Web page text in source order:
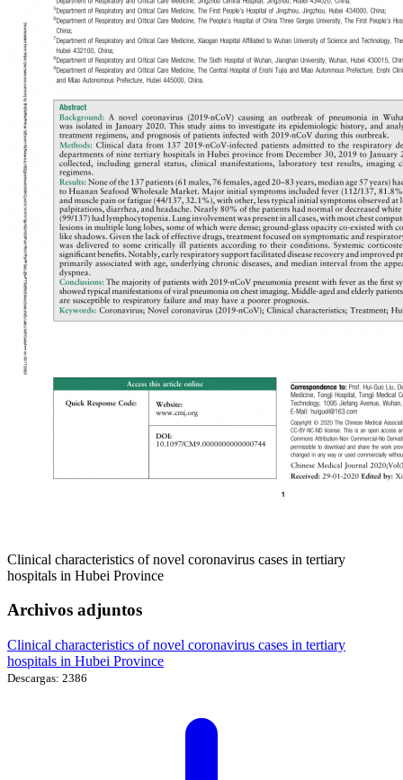
Clinical characteristics of novel coronavirus cases in tertiary
hospitals in Hubei Province
Archivos adjuntos
Clinical characteristics of novel coronavirus cases in tertiary
hospitals in Hubei Province
Descargas: 2386